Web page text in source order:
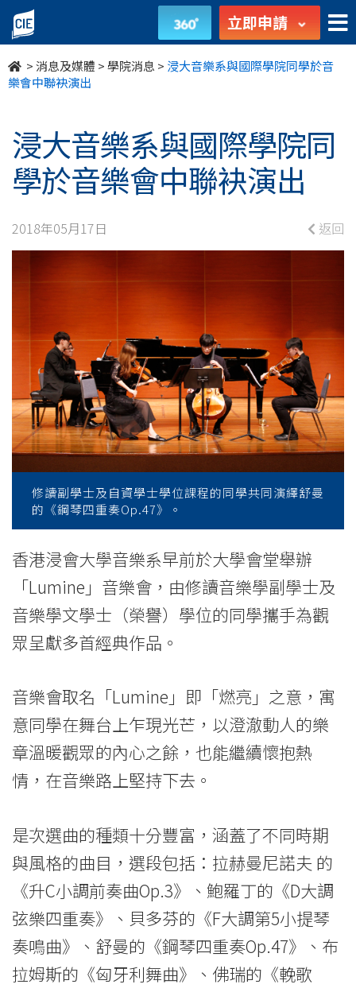
浸
大
音
系
與
國
際
學
院
同
學
於
音
會
中
聯
袂
出
學
消
息
國
際
立即申請
>消息及媒體 >學院消息 > 浸大音樂系與國際學院同學於音
樂會中聯袂演出
浸大音樂系與國際學院同
學於音樂會中聯袂演出
2018年05月17日 返回
修讀副學士及自資學士學位課程的同學共同演繹舒曼
的《鋼琴四重奏Op.47》。
香港浸會大學音樂系早前於大學會堂舉辦
「Lumine」音樂會，由修讀音樂學副學士及
音樂學文學士（榮譽）學位的同學攜手為觀
眾呈獻多首經典作品。
音樂會取名「Lumine」即「燃亮」之意，寓
意同學在舞台上乍現光芒，以澄澈動人的樂
章溫暖觀眾的內心之餘，也能繼續懷抱熱
情，在音樂路上堅持下去。
是次選曲的種類十分豐富，涵蓋了不同時期
與風格的曲目，選段包括：拉赫曼尼諾夫 的
《升C小調前奏曲Op.3》、鮑羅丁的《D大調
弦樂四重奏》、貝多芬的《F大調第5小提琴
奏鳴曲》、舒曼的《鋼琴四重奏Op.47》、布
拉姆斯的《匈牙利舞曲》、佛瑞的《輓歌